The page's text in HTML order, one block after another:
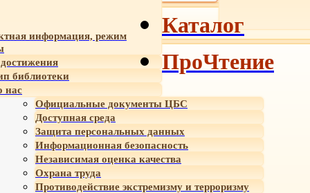
информация, режим
библиотеки
нас
Официальные документы ЦБС
Доступная среда
Защита персональных данных
Информационная безопасность
Независимая оценка качества
Охрана труда
Противодействие экстремизму и терроризму
Каталог
ПроЧтение